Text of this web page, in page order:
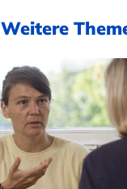
Weitere